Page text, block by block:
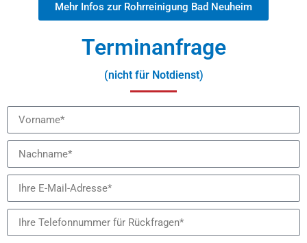
Mehr Infos zur Rohrreinigung Bad Neuheim
Terminanfrage
(nicht für Notdienst)